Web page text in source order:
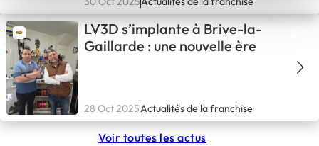
LV3D s’implante à Brive-la-
Gaillarde : une nouvelle ère
28 Oct 2025Actualités de la franchise
Voir toutes les actus